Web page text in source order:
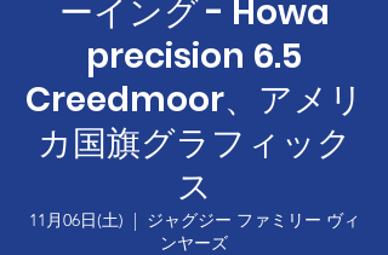
ーイング - Howa
precision 6.5
Creedmoor、アメリ
カ国旗グラフィック
ス
11月06日(土)
  |
ジャグジー ファミリー ヴィ
ンヤーズ